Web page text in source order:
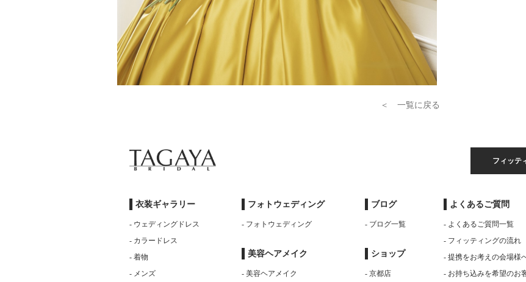
＜ 一覧に戻る
フィッテ
衣装ギャラリー
- ウェディングドレス
- カラードレス
- 着物
- メンズ
フォトウェディング
- フォトウェディング
美容ヘアメイク
- 美容ヘアメイク
ブログ
- ブログ一覧
ショップ
- 京都店
よくあるご質問
- よくあるご質問一覧
- フィッティングの流れ
- 提携をお考えの会場様
- お持ち込みを希望のお